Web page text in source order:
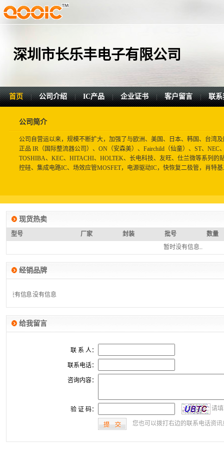
深圳市长乐丰电子有限公司
首页 | 公司介绍 | IC产品 | 企业证书 | 客户留言 | 联系
公司简介
公司自营运以来，规模不断扩大，加强了与欧洲、美国、日本、韩国、台湾
正品 IR（国际整流器公司）、ON（安森美）、Fairchild（仙童）、ST、NEC
TOSHIBA、KEC、HITACHI、HOLTEK、长电科技、友旺、仕兰微等系列的
控硅、集成电路IC、场效应管MOSFET，电源驱动IC，快恢复二极管，肖
现货热卖
型号 厂家 封装 批号
数量
暂时没有信息..
经销品牌
没有信息没有信息
给我留言
联 系 人：
联系电话：
咨询内容：
验 证 码： 请填
您也可以拨打右边的联系电话资